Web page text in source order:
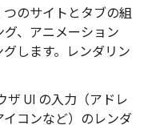
つのサイトとタブの組
、アニメーション
します。レンダリン
ザ UI の入力（アドレ
コンなど）のレンダ